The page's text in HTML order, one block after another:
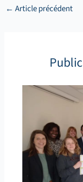
← Article précédent